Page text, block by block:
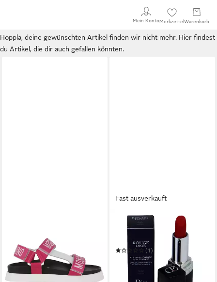
Mein KontoMerkzettel Warenkorb
Hoppla, deine gewünschten Artikel finden wir nicht mehr. Hier findest
du Artikel, die dir auch gefallen könnten.
Fast ausverkauft
DIOR
Lippenstift Dior Rouge
Minigröße 1,4g Couture
Lipstick 999 Matte
(1)
39,00 €
(3.900.000,00 €/ 1 l)
in 2-3 Werktagen bei dir